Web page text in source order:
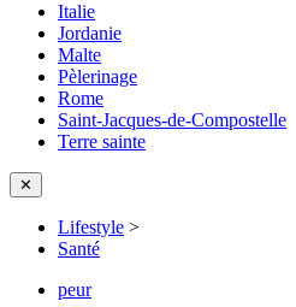
Italie
Jordanie
Malte
Pèlerinage
Rome
Saint-Jacques-de-Compostelle
Terre sainte
✕
Lifestyle >
Santé
peur